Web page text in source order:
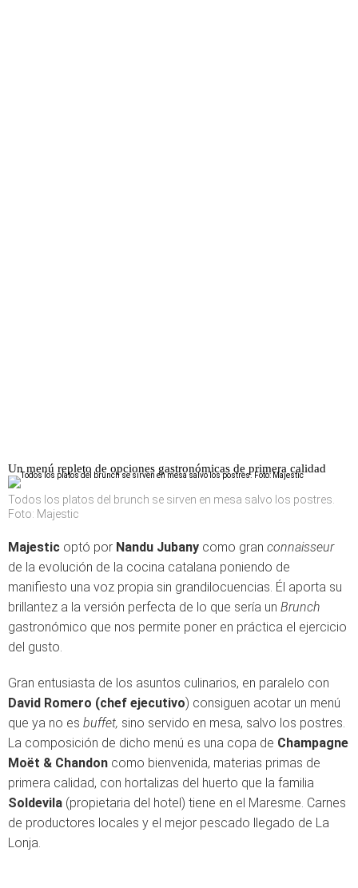
Un menú repleto de opciones gastronómicas de primera calidad
Todos los platos del brunch se sirven en mesa salvo los postres.
Foto: Majestic
Majestic optó por Nandu Jubany como gran connaisseur
de la evolución de la cocina catalana poniendo de
manifiesto una voz propia sin grandilocuencias. Él aporta su
brillantez a la versión perfecta de lo que sería un Brunch
gastronómico que nos permite poner en práctica el ejercicio
del gusto.
Gran entusiasta de los asuntos culinarios, en paralelo con
David Romero (chef ejecutivo) consiguen acotar un menú
que ya no es buffet, sino servido en mesa, salvo los postres.
La composición de dicho menú es una copa de Champagne
Moët & Chandon como bienvenida, materias primas de
primera calidad, con hortalizas del huerto que la familia
Soldevila (propietaria del hotel) tiene en el Maresme. Carnes
de productores locales y el mejor pescado llegado de La
Lonja.